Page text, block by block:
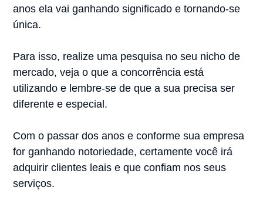
anos ela vai ganhando significado e tornando-se
única.
Para isso, realize uma pesquisa no seu nicho de
mercado, veja o que a concorrência está
utilizando e lembre-se de que a sua precisa ser
diferente e especial.
Com o passar dos anos e conforme sua empresa
for ganhando notoriedade, certamente você irá
adquirir clientes leais e que confiam nos seus
serviços.